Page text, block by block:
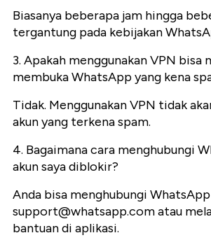
Biasanya beberapa jam hingga
tergantung pada kebijakan
3. Apakah menggunakan VPN bisa
membuka WhatsApp yang kena
Tidak. Menggunakan VPN tidak
akun yang terkena spam.
4. Bagaimana cara menghubungi
akun saya diblokir?
Anda bisa menghubungi
support@whatsapp.comatau
bantuan di aplikasi.